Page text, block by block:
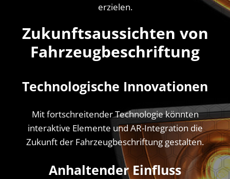
erzielen.
Zukunftsaussichten von
Fahrzeugbeschriftung
Technologische Innovationen
Mit fortschreitender Technologie könnten
interaktive Elemente und AR-Integration die
Zukunft der Fahrzeugbeschriftung gestalten.
Anhaltender Einfluss